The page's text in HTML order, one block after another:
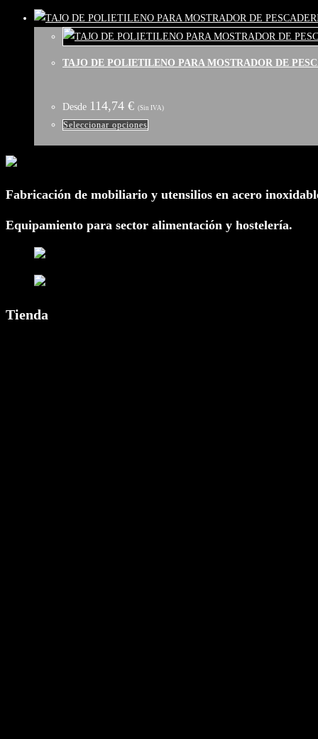
TAJO DE POLIETILENO PARA MOSTRADOR DE
Desde 114,74 € (Sin IVA)
Seleccionar opciones
variantes.
opciones
Fabricación de mobiliario y utensilios en acero
Equipamiento para sector alimentación y hostelería.
Tienda